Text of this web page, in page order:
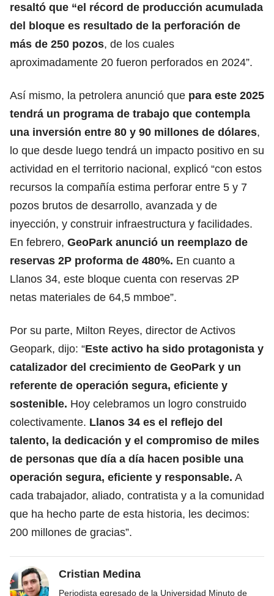
resaltó que “el récord de producción acumulada
del bloque es resultado de la perforación de
más de 250 pozos, de los cuales
aproximadamente 20 fueron perforados en 2024”.
Así mismo, la petrolera anunció que para este 2025
tendrá un programa de trabajo que contempla
una inversión entre 80 y 90 millones de dólares,
lo que desde luego tendrá un impacto positivo en su
actividad en el territorio nacional, explicó “con estos
recursos la compañía estima perforar entre 5 y 7
pozos brutos de desarrollo, avanzada y de
inyección, y construir infraestructura y facilidades.
En febrero, GeoPark anunció un reemplazo de
reservas 2P proforma de 480%. En cuanto a
Llanos 34, este bloque cuenta con reservas 2P
netas materiales de 64,5 mmboe”.
Por su parte, Milton Reyes, director de Activos
Geopark, dijo: “Este activo ha sido protagonista y
catalizador del crecimiento de GeoPark y un
referente de operación segura, eficiente y
sostenible. Hoy celebramos un logro construido
colectivamente. Llanos 34 es el reflejo del
talento, la dedicación y el compromiso de miles
de personas que día a día hacen posible una
operación segura, eficiente y responsable. A
cada trabajador, aliado, contratista y a la comunidad
que ha hecho parte de esta historia, les decimos:
200 millones de gracias”.
Cristian Medina
Periodista egresado de la Universidad Minuto de